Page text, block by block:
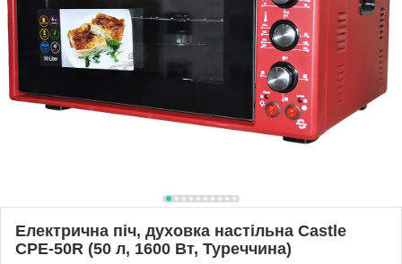
Електрична піч, духовка настільна Castle
CPE-50R (50 л, 1600 Вт, Туреччина)